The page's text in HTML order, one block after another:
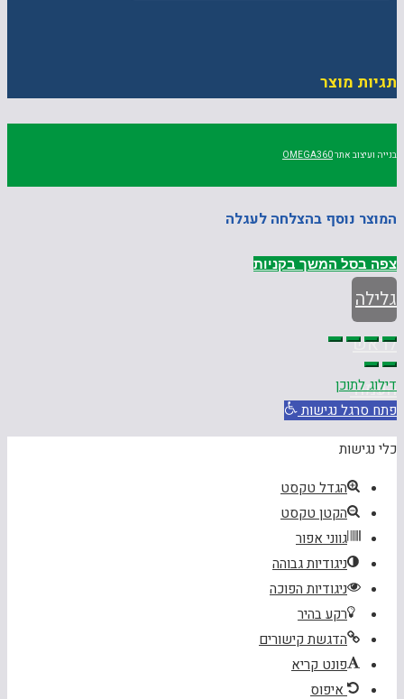
תגיות מוצר
בנייה ועיצוב אתרOMEGA360
המוצר נוסף בהצלחה לעגלה
צפה בסל המשך בקניות
גלילה
לראש
העמוד
דילוג לתוכן
פתח סרגל נגישות
כלי נגישות
הגדל טקסט
הקטן טקסט
גווני אפור
ניגודיות גבוהה
ניגודיות הפוכה
רקע בהיר
הדגשת קישורים
פונט קריא
איפוס